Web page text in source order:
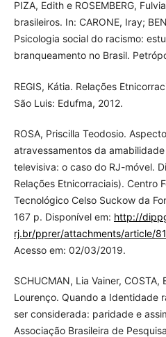
PIZA, Edith e ROSEMBERG,
brasileiros. In: CARONE, Iray;
Psicologia social do racismo:
branqueamento no Brasil.
REGIS, Kátia. Relações
São Luis: Edufma, 2012.
ROSA, Priscilla Teodosio.
atravessamentos da
televisiva: o caso do RJ-móvel.
Relações Etnicorraciais). Centro
Tecnológico Celso Suckow da
167 p. Disponível em: http://
rj.br/pprer/attachments/article/
Acesso em: 02/03/2019.
SCHUCMAN, Lia Vainer, COSTA,
Lourenço. Quando a Identidade
ser considerada: paridade e
Associação Brasileira de